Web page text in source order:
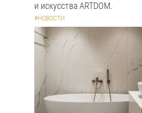
и искусства ARTDOM.
#НОВОСТИ